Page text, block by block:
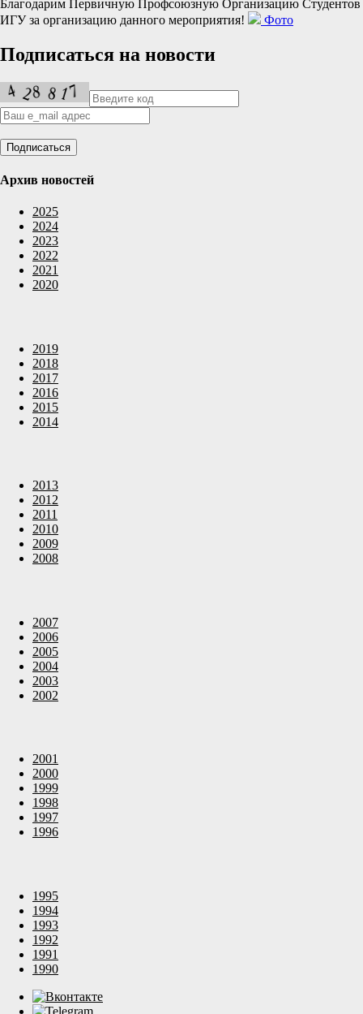
Благодарим Первичную Профсоюзную Организацию Студентов
ИГУ за организацию данного мероприятия!
Фото
Подписаться на новости
Архив новостей
2025
2024
2023
2022
2021
2020
2019
2018
2017
2016
2015
2014
2013
2012
2011
2010
2009
2008
2007
2006
2005
2004
2003
2002
2001
2000
1999
1998
1997
1996
1995
1994
1993
1992
1991
1990